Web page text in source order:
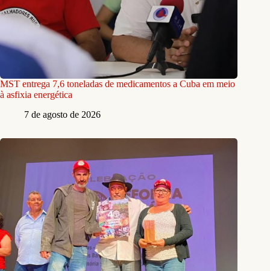
MST entrega 7,6 toneladas de medicamentos a Cuba em meio
à asfixia energética
7 de agosto de 2026